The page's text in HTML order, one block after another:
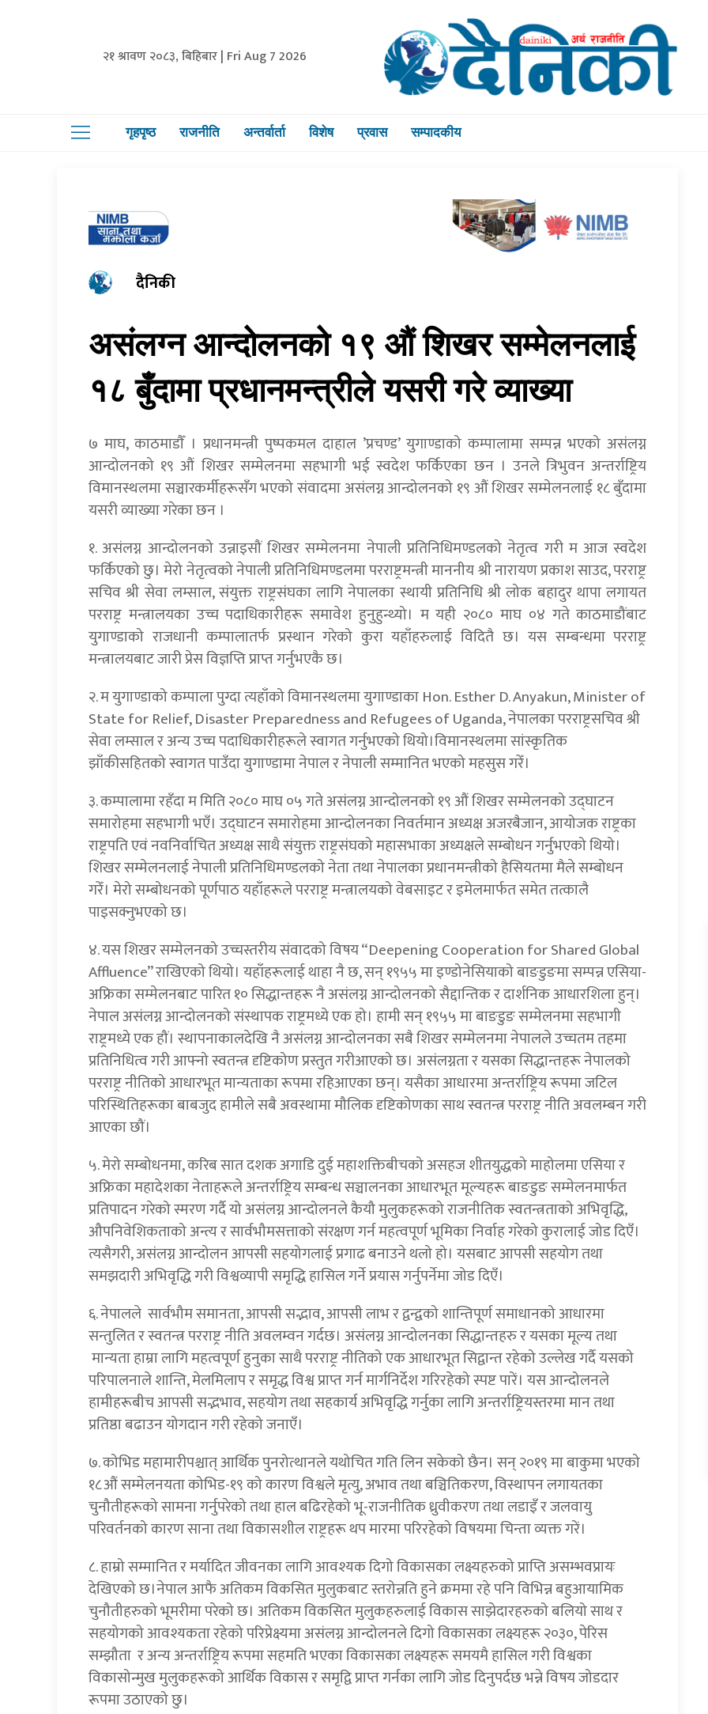
२१ श्रावण २०८३, बिहिबार | Fri Aug 7 2026
गृहपृष्ठ राजनीति अन्तर्वार्ता विशेष प्रवास सम्पादकीय
दैनिकी
असंलग्न आन्दोलनको १९ औं शिखर सम्मेलनलाई
१८ बुँदामा प्रधानमन्त्रीले यसरी गरे व्याख्या
७ माघ, काठमाडाैँ । प्रधानमन्त्री पुष्पकमल दाहाल ’प्रचण्ड’ युगाण्डाको कम्पालामा सम्पन्न भएको असंलग्न
आन्दोलनको १९ औं शिखर सम्मेलनमा सहभागी भई स्वदेश फर्किएका छन । उनले त्रिभुवन अन्तर्राष्ट्रिय
विमानस्थलमा सञ्चारकर्मीहरूसँग भएको संवादमा असंलग्न आन्दोलनको १९ औं शिखर सम्मेलनलाई १८ बुँदामा
यसरी व्याख्या गरेका छन ।
१. असंलग्न आन्दोलनको उन्नाइसौं शिखर सम्मेलनमा नेपाली प्रतिनिधिमण्डलको नेतृत्व गरी म आज स्वदेश
फर्किएको छु। मेरो नेतृत्वको नेपाली प्रतिनिधिमण्डलमा परराष्ट्रमन्त्री माननीय श्री नारायण प्रकाश साउद, परराष्ट्र
सचिव श्री सेवा लम्साल, संयुक्त राष्ट्रसंघका लागि नेपालका स्थायी प्रतिनिधि श्री लोक बहादुर थापा लगायत
परराष्ट्र मन्त्रालयका उच्च पदाधिकारीहरू समावेश हुनुहुन्थ्यो। म यही २०८० माघ ०४ गते काठमाडौंबाट
युगाण्डाको राजधानी कम्पालातर्फ प्रस्थान गरेको कुरा यहाँहरुलाई विदितै छ। यस सम्बन्धमा परराष्ट्र
मन्त्रालयबाट जारी प्रेस विज्ञप्ति प्राप्त गर्नुभएकै छ।
२. म युगाण्डाको कम्पाला पुग्दा त्यहाँको विमानस्थलमा युगाण्डाका Hon. Esther D. Anyakun, Minister of
State for Relief, Disaster Preparedness and Refugees of Uganda, नेपालका परराष्ट्रसचिव श्री
सेवा लम्साल र अन्य उच्च पदाधिकारीहरूले स्वागत गर्नुभएको थियो।विमानस्थलमा सांस्कृतिक
झाँकीसहितको स्वागत पाउँदा युगाण्डामा नेपाल र नेपाली सम्मानित भएको महसुस गरेँ।
३. कम्पालामा रहँदा म मिति २०८० माघ ०५ गते असंलग्न आन्दोलनको १९ औं शिखर सम्मेलनको उद्‍घाटन
समारोहमा सहभागी भएँ। उद्‍घाटन समारोहमा आन्दोलनका निवर्तमान अध्यक्ष अजरबैजान, आयोजक राष्ट्रका
राष्ट्रपति एवं नवनिर्वाचित अध्यक्ष साथै संयुक्त राष्ट्रसंघको महासभाका अध्यक्षले सम्बोधन गर्नुभएको थियो।
शिखर सम्मेलनलाई नेपाली प्रतिनिधिमण्डलको नेता तथा नेपालका प्रधानमन्त्रीको हैसियतमा मैले सम्बोधन
गरेँ। मेरो सम्बोधनको पूर्णपाठ यहाँहरूले परराष्ट्र मन्त्रालयको वेबसाइट र इमेलमार्फत समेत तत्कालै
पाइसक्नुभएको छ।
४. यस शिखर सम्मेलनको उच्चस्तरीय संवादको विषय “Deepening Cooperation for Shared Global
Affluence” राखिएको थियो। यहाँहरूलाई थाहा नै छ, सन् १९५५ मा इण्डोनेसियाको बाङडुङमा सम्पन्न एसिया-
अफ्रिका सम्मेलनबाट पारित १० सिद्धान्तहरू नै असंलग्न आन्दोलनको सैद्दान्तिक र दार्शनिक आधारशिला हुन्।
नेपाल असंलग्न आन्दोलनको संस्थापक राष्ट्रमध्ये एक हो। हामी सन् १९५५ मा बाङडुङ सम्मेलनमा सहभागी
राष्ट्रमध्ये एक हौं। स्थापनाकालदेखि नै असंलग्न आन्दोलनका सबै शिखर सम्मेलनमा नेपालले उच्चतम तहमा
प्रतिनिधित्व गरी आफ्नो स्वतन्त्र दृष्टिकोण प्रस्तुत गरीआएको छ। असंलग्नता र यसका सिद्धान्तहरू नेपालको
परराष्ट्र नीतिको आधारभूत मान्यताका रूपमा रहिआएका छन्। यसैका आधारमा अन्तर्राष्ट्रिय रूपमा जटिल
परिस्थितिहरूका बाबजुद हामीले सबै अवस्थामा मौलिक दृष्टिकोणका साथ स्वतन्त्र परराष्ट्र नीति अवलम्बन गरी
आएका छौं।
५. मेरो सम्बोधनमा, करिब सात दशक अगाडि दुई महाशक्तिबीचको असहज शीतयुद्धको माहोलमा एसिया र
अफ्रिका महादेशका नेताहरूले अन्तर्राष्ट्रिय सम्बन्ध सञ्चालनका आधारभूत मूल्यहरू बाङडुङ सम्मेलनमार्फत
प्रतिपादन गरेको स्मरण गर्दै यो असंलग्न आन्दोलनले कैयौ मुलुकहरूको राजनीतिक स्वतन्त्रताको अभिवृद्धि,
‍औपनिवेशिकताको अन्त्य र सार्वभौमसत्ताको संरक्षण गर्न महत्वपूर्ण भूमिका निर्वाह गरेको कुरालाई जोड दिएँ।
त्यसैगरी, असंलग्न आन्दोलन आपसी सहयोगलाई प्रगाढ बनाउने थलो हो। यसबाट आपसी सहयोग तथा
समझदारी अभिवृद्धि गरी विश्वव्यापी समृद्धि हासिल गर्ने प्रयास गर्नुपर्नेमा जोड दिएँ।
६. नेपालले सार्वभौम समानता, आपसी सद्भाव, आपसी लाभ र द्वन्द्वको शान्तिपूर्ण समाधानको आधारमा
सन्तुलित र स्वतन्त्र परराष्ट्र नीति अवलम्वन गर्दछ। असंलग्न आन्दोलनका सिद्धान्तहरु र यसका मूल्य तथा
मान्यता हाम्रा लागि महत्वपूर्ण हुनुका साथै परराष्ट्र नीतिको एक आधारभूत सिद्वान्त रहेको उल्लेख गर्दै यसको
परिपालनाले शान्ति, मेलमिलाप र समृद्ध विश्व प्राप्त गर्न मार्गनिर्देश गरिरहेको स्पष्ट पारें। यस आन्दोलनले
हामीहरूबीच आपसी सद्भभाव, सहयोग तथा सहकार्य अभिवृद्धि गर्नुका लागि अन्तर्राष्ट्रियस्तरमा मान तथा
प्रतिष्ठा बढाउन योगदान गरी रहेको जनाएँ।
७. कोभिड महामारीपश्चात् आर्थिक पुनरोत्थानले यथोचित गति लिन सकेको छैन। सन् २०१९ मा बाकुमा भएको
१८औं सम्मेलनयता कोभिड-१९ को कारण विश्वले मृत्यु, अभाव तथा बञ्चितिकरण, विस्थापन लगायतका
चुनौतीहरूको सामना गर्नुपरेको तथा हाल बढिरहेको भू-राजनीतिक ध्रुवीकरण तथा लडाइँ र जलवायु
परिवर्तनको कारण साना तथा विकासशील राष्ट्रहरू थप मारमा परिरहेको विषयमा चिन्ता व्यक्त गरें।
८. हाम्रो सम्मानित र मर्यादित जीवनका लागि आवश्यक दिगो विकासका लक्ष्यहरुको प्राप्ति असम्भवप्रायः
देखिएको छ।नेपाल आफै अतिकम विकसित मुलुकबाट स्तरोन्नति हुने क्रममा रहे पनि विभिन्न बहुआयामिक
चुनौतीहरुको भूमरीमा परेको छ। अतिकम विकसित मुलुकहरुलाई विकास साझेदारहरुको बलियो साथ र
सहयोगको आवश्यकता रहेको परिप्रेक्ष्यमा असंलग्न आन्दोलनले दिगो विकासका लक्ष्यहरू २०३०, पेरिस
सम्झौता र अन्य अन्तर्राष्ट्रिय रूपमा सहमति भएका विकासका लक्ष्यहरू समयमै हासिल गरी विश्वका
विकासोन्मुख मुलुकहरूको आर्थिक विकास र समृद्वि प्राप्त गर्नका लागि जोड दिनुपर्दछ भन्ने विषय जोडदार
रूपमा उठाएको छु।